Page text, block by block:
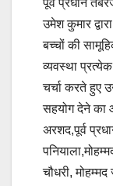
पूर्व प्रधान
उमेश कुमार
बच्चों की
व्यवस्था
चर्चा करते हुए
सहयोग देने का
अरशद,पूर्व
चौधरी,